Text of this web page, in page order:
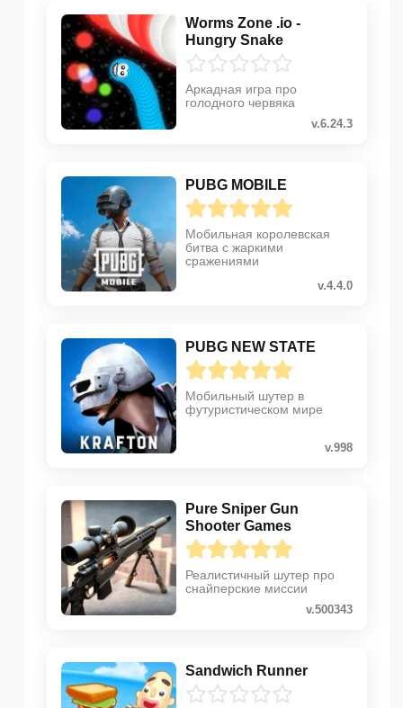
Worms Zone .io -
Hungry Snake
Аркадная игра про
голодного червяка
v.6.24.3
PUBG MOBILE
Мобильная королевская
битва с жаркими
сражениями
v.4.4.0
PUBG NEW STATE
Мобильный шутер в
футуристическом мире
v.998
Pure Sniper Gun
Shooter Games
Реалистичный шутер про
снайперские миссии
v.500343
Sandwich Runner